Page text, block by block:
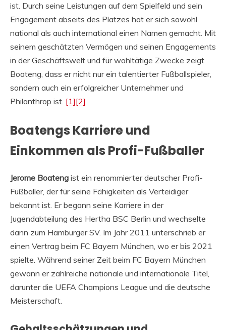
ist. Durch seine Leistungen auf dem Spielfeld und sein
Engagement abseits des Platzes hat er sich sowohl
national als auch international einen Namen gemacht. Mit
seinem geschätzten Vermögen und seinen Engagements
in der Geschäftswelt und für wohltätige Zwecke zeigt
Boateng, dass er nicht nur ein talentierter Fußballspieler,
sondern auch ein erfolgreicher Unternehmer und
Philanthrop ist. [1][2]
Boatengs Karriere und
Einkommen als Profi-Fußballer
Jerome Boateng ist ein renommierter deutscher Profi-
Fußballer, der für seine Fähigkeiten als Verteidiger
bekannt ist. Er begann seine Karriere in der
Jugendabteilung des Hertha BSC Berlin und wechselte
dann zum Hamburger SV. Im Jahr 2011 unterschrieb er
einen Vertrag beim FC Bayern München, wo er bis 2021
spielte. Während seiner Zeit beim FC Bayern München
gewann er zahlreiche nationale und internationale Titel,
darunter die UEFA Champions League und die deutsche
Meisterschaft.